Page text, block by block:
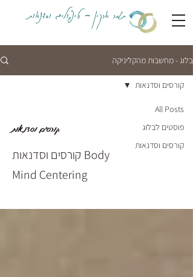
תמר ארקין - טיפולים וסדנאות
בלוג - מחשבות מהקליניקה
All Posts
פוסטים לבלוג
קורסים וסדנאות
קורסים וסדנאות
קורסים וסדנאות
קורסים וסדנאות Body
Mind Centering